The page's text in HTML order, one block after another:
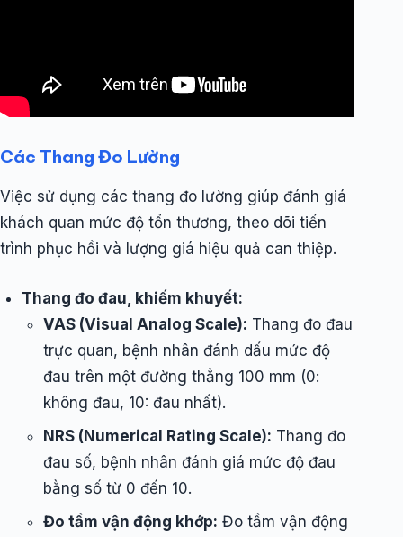
Các Thang Đo Lường
Việc sử dụng các thang đo lường giúp đánh giá
khách quan mức độ tổn thương, theo dõi tiến
trình phục hồi và lượng giá hiệu quả can thiệp.
Thang đo đau, khiếm khuyết:
VAS (Visual Analog Scale): Thang đo đau
trực quan, bệnh nhân đánh dấu mức độ
đau trên một đường thẳng 100 mm (0:
không đau, 10: đau nhất).
NRS (Numerical Rating Scale): Thang đo
đau số, bệnh nhân đánh giá mức độ đau
bằng số từ 0 đến 10.
Đo tầm vận động khớp: Đo tầm vận động